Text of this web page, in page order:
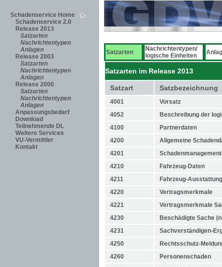
Schadenservice Home
Schadenservice 2.0
Release 2013
Satzarten
Nachrichtentypen
Anlagen
Release 2003
Satzarten
Nachrichtentypen
Anlagen
Release 2000
Satzarten
Nachrichtentypen
Anlagen
Anpassungsbedarf
Download
Teilnehmende DL
Weitere Services
VU-Vermittler
Kontakt
Satzarten
Nachrichtentypen/
logische Einheiten
Satzarten im Release 2013
Satzart Satzbezeichnung
4001
Vorsatz
4052
Beschreibung der
4100
Partnerdaten
4200
Allgemeine
4201
Schadenmanagement
4210
Fahrzeug-Daten
4211
Fahrzeug-Ausstattung
4220
Vertragsmerkmale
4221
Vertragsmerkmale
4230
Beschädigte Sache
4231
Sachverständigen-
4250
Rechtsschutz-
4260
Personenschaden